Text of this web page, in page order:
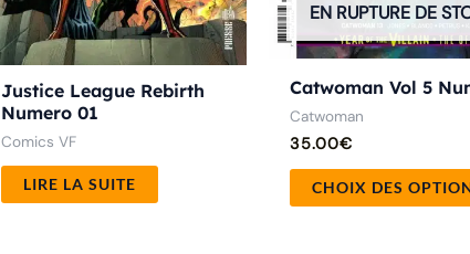
Justice League Rebirth
Numero 01
Comics VF
LIRE LA SUITE
EN RUPTURE DE
Catwoman Vol 5
Catwoman
35.00€
CHOIX DES